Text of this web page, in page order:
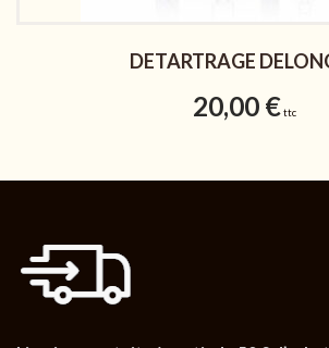
DETARTRAGE
20,00 € ttc